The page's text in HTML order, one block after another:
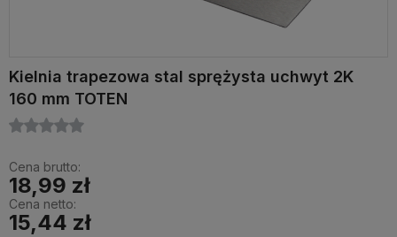
Kielnia trapezowa stal sprężysta uchwyt 2K
160 mm TOTEN
Cena brutto:
18,99 zł
Cena netto:
15,44 zł